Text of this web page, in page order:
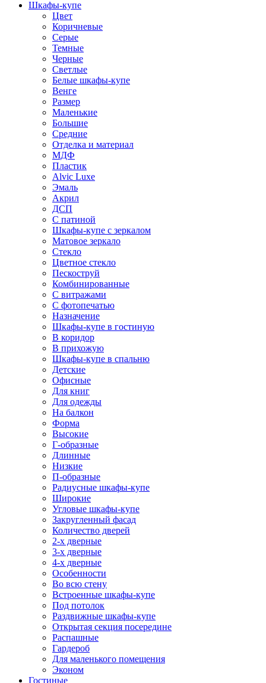
Шкафы-купе
Цвет
Коричневые
Серые
Темные
Черные
Светлые
Белые шкафы-купе
Венге
Размер
Маленькие
Большие
Средние
Отделка и материал
МДФ
Пластик
Alvic Luxe
Эмаль
Акрил
ДСП
С патиной
Шкафы-купе с зеркалом
Матовое зеркало
Стекло
Цветное стекло
Пескоструй
Комбинированные
С витражами
С фотопечатью
Назначение
Шкафы-купе в гостиную
В коридор
В прихожую
Шкафы-купе в спальню
Детские
Офисные
Для книг
Для одежды
На балкон
Форма
Высокие
Г-образные
Длинные
Низкие
П-образные
Радиусные шкафы-купе
Широкие
Угловые шкафы-купе
Закругленный фасад
Количество дверей
2-х дверные
3-х дверные
4-х дверные
Особенности
Во всю стену
Встроенные шкафы-купе
Под потолок
Раздвижные шкафы-купе
Открытая секция посередине
Распашные
Гардероб
Для маленького помещения
Эконом
Гостиные